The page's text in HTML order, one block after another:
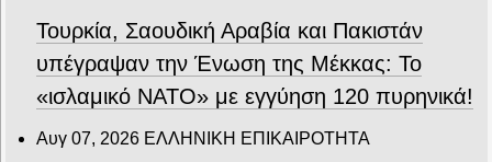
Τουρκία, Σαουδική Αραβία και Πακιστάν
υπέγραψαν την Ένωση της Μέκκας: Το
«ισλαμικό ΝΑΤΟ» με εγγύηση 120 πυρηνικά!
Αυγ 07, 2026 ΕΛΛΗΝΙΚΗ ΕΠΙΚΑΙΡΟΤΗΤΑ